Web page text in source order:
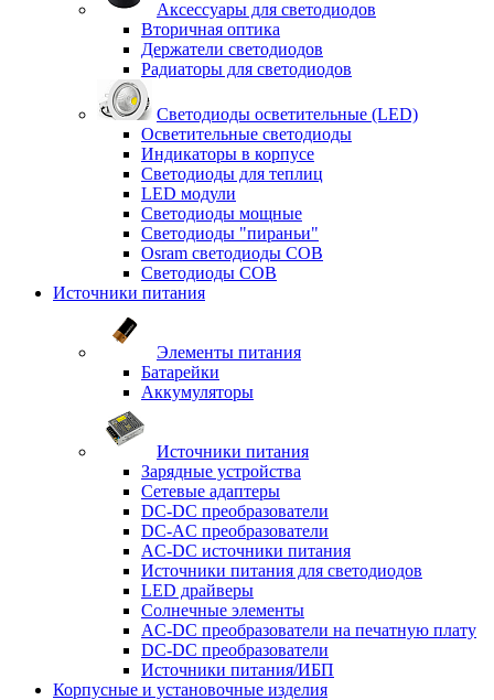
Аксессуары для светодиодов
Вторичная оптика
Держатели светодиодов
Радиаторы для светодиодов
Светодиоды осветительные (LED)
Осветительные светодиоды
Индикаторы в корпусе
Светодиоды для теплиц
LED модули
Светодиоды мощные
Светодиоды "пираньи"
Osram светодиоды COB
Светодиоды COB
Источники питания
Элементы питания
Батарейки
Аккумуляторы
Источники питания
Зарядные устройства
Сетевые адаптеры
DC-DC преобразователи
DC-AC преобразователи
AC-DC источники питания
Источники питания для светодиодов
LED драйверы
Солнечные элементы
AC-DC преобразователи на печатную плату
DC-DC преобразователи
Источники питания/ИБП
Корпусные и установочные изделия